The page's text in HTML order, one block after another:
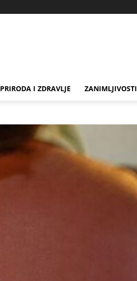
PRIRODA I ZDRAVLJE ZANIMLJIVOSTI